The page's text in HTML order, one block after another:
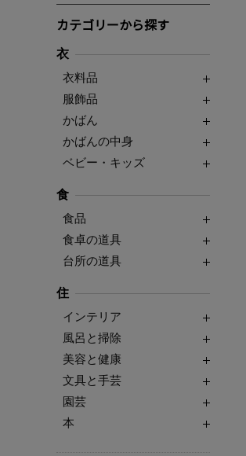
カテゴリーから探す
衣
衣料品
服飾品
かばん
かばんの中身
ベビー・キッズ
食
食品
食卓の道具
台所の道具
住
インテリア
風呂と掃除
美容と健康
文具と手芸
園芸
本